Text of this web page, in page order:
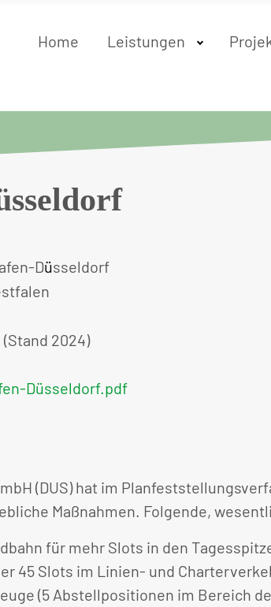
Home Leistungen
Düsseldorf
2024)
Düsseldorf.pdf
(DUS) hat im
Maßnahmen. Folgende,
für mehr Slots in den
45 Slots im Linien- und
(5 Abstellpositionen im Bereich